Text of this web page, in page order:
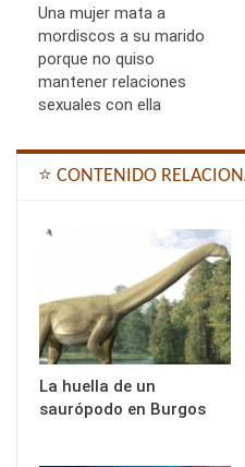
Una mujer mata a
mordiscos a su marido
porque no quiso
mantener relaciones
sexuales con ella
⭐ CONTENIDO
La huella de un
saurópodo en Burgos